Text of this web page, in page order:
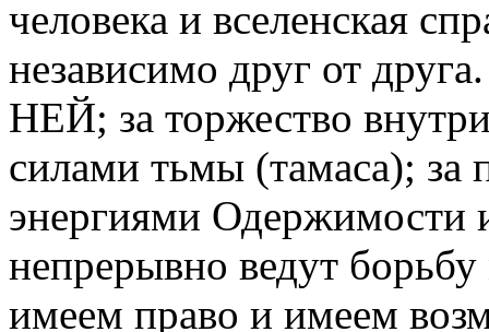
человека и вселенская
независимо друг от
НЕЙ; за торжество
силами тьмы (тамаса); за
энергиями Одержимости
непрерывно ведут
имеем право и имеем